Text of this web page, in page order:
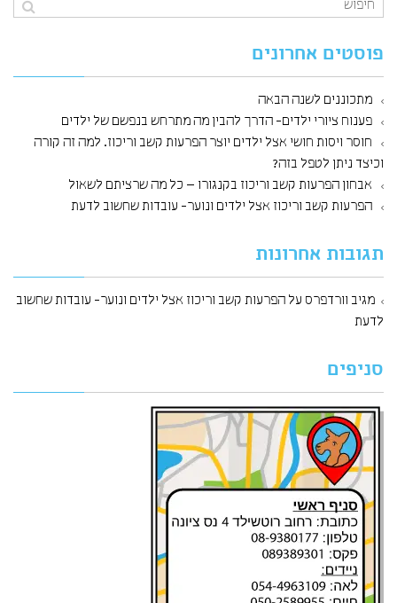
פוסטים אחרונים
מתכוננים לשנה הבאה
פענוח ציורי ילדים- הדרך להבין מה מתרחש בנפשם של ילדים
חוסר ויסות חושי אצל ילדים יוצר הפרעות קשב וריכוז. למה זה קורה
וכיצד ניתן לטפל בזה?
אבחון הפרעות קשב וריכוז בקנגורו – כל מה שרציתם לשאול
הפרעות קשב וריכוז אצל ילדים ונוער- עובדות שחשוב לדעת
תגובות אחרונות
מגיב וורדפרס על הפרעות קשב וריכוז אצל ילדים ונוער- עובדות שחשוב
לדעת
סניפים